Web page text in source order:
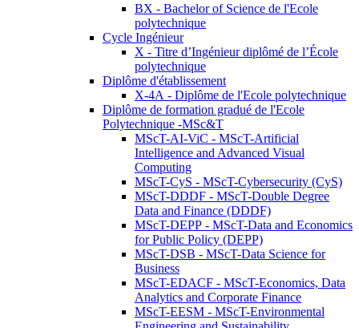
BX - Bachelor of Science de l'Ecole
polytechnique
Cycle Ingénieur
X - Titre d’Ingénieur diplômé de l’École
polytechnique
Diplôme d'établissement
X-4A - Diplôme de l'Ecole polytechnique
Diplôme de formation gradué de l'Ecole
Polytechnique -MSc&T
MScT-AI-ViC - MScT-Artificial
Intelligence and Advanced Visual
Computing
MScT-CyS - MScT-Cybersecurity (CyS)
MScT-DDDF - MScT-Double Degree
Data and Finance (DDDF)
MScT-DEPP - MScT-Data and Economics
for Public Policy (DEPP)
MScT-DSB - MScT-Data Science for
Business
MScT-EDACF - MScT-Economics, Data
Analytics and Corporate Finance
MScT-EESM - MScT-Environmental